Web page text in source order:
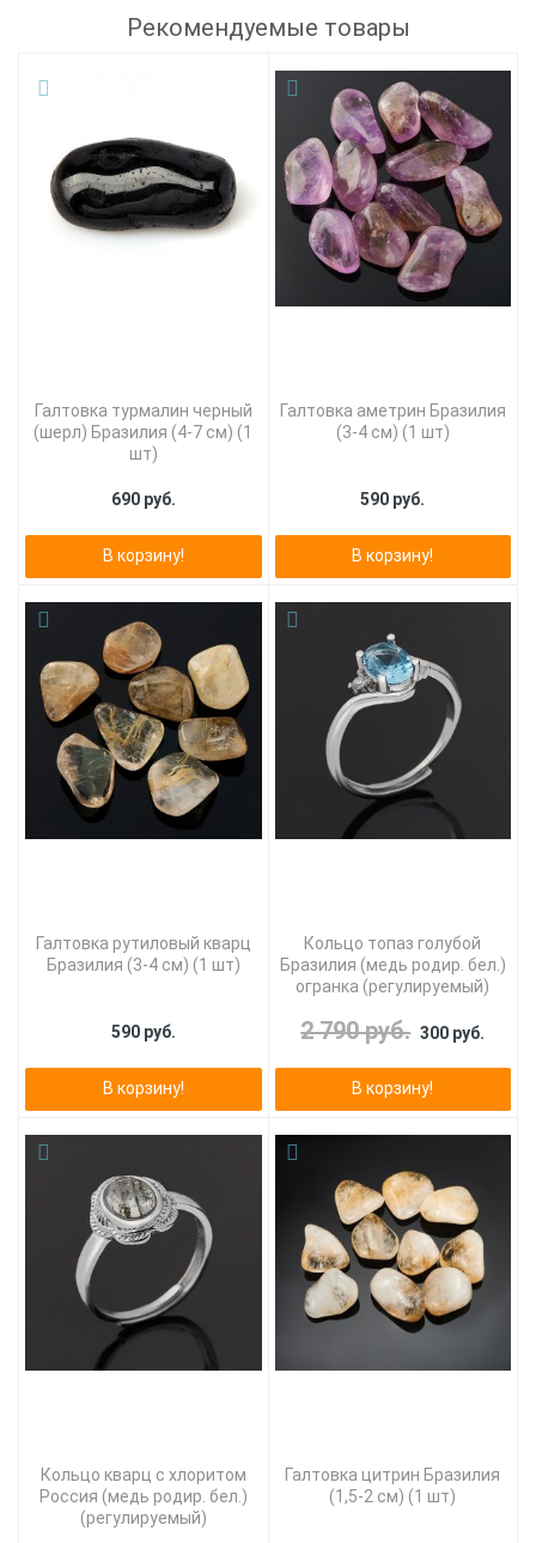
Рекомендуемые товары
Галтовка турмалин черный
(шерл) Бразилия (4-7 см) (1
шт)
690 руб.
В корзину!
Галтовка аметрин Бразилия
(3-4 см) (1 шт)
590 руб.
В корзину!
Галтовка рутиловый кварц
Бразилия (3-4 см) (1 шт)
590 руб.
В корзину!
Кольцо топаз голубой
Бразилия (медь родир. бел.)
огранка (регулируемый)
2 790 руб. 300 руб.
В корзину!
Кольцо кварц с хлоритом
Россия (медь родир. бел.)
(регулируемый)
Галтовка цитрин Бразилия
(1,5-2 см) (1 шт)